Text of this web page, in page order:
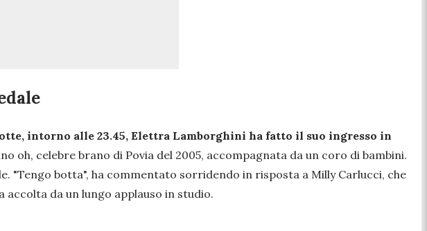
intorno alle 23.45, Elettra Lamborghini ha fatto il suo ingresso in
oh, celebre brano di Povia del 2005, accompagnata da un coro di bambini.
"Tengo botta", ha commentato sorridendo in risposta a Milly Carlucci, che
accolta da un lungo applauso in studio.